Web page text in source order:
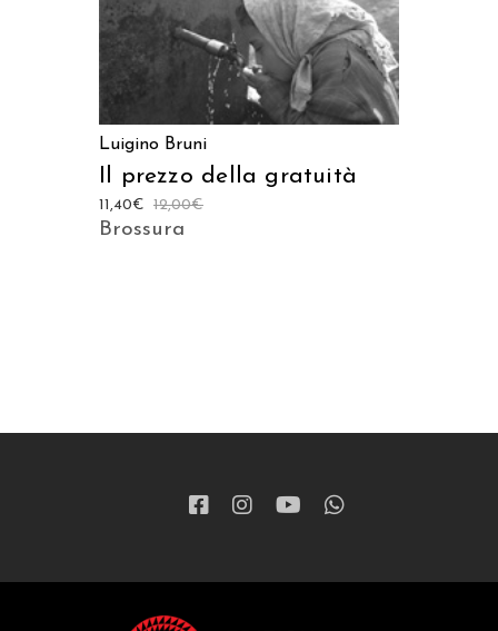
Luigino Bruni
Il prezzo della gratuità
12,00€
11,40€
Brossura